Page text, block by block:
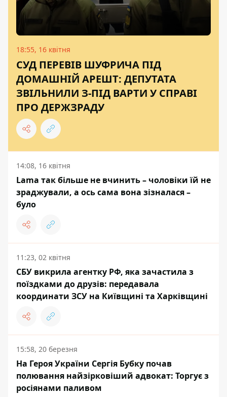
18:55, 16 квітня
СУД ПЕРЕВІВ ШУФРИЧА ПІД
ДОМАШНІЙ АРЕШТ: ДЕПУТАТА
ЗВІЛЬНИЛИ З-ПІД ВАРТИ У СПРАВІ
ПРО ДЕРЖЗРАДУ
14:08, 16 квітня
Lama так більше не вчинить – чоловіки їй не
зраджували, а ось сама вона зізналася –
було
11:23, 02 квітня
СБУ викрила агентку РФ, яка зачастила з
поїздками до друзів: передавала
координати ЗСУ на Київщині та Харківщині
15:58, 20 березня
На Героя України Сергія Бубку почав
полювання найзірковіший адвокат: Торгує з
росіянами паливом